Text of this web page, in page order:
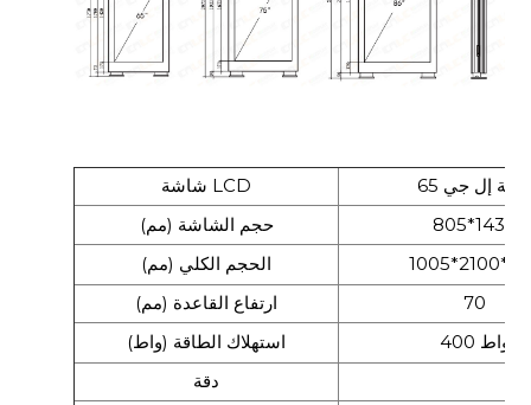
شاشة LCD
بوصة إل جي
حجم الشاشة (مم)
805*1430
الحجم الكلي (مم)
ارتفاع القاعدة (مم)
70
استهلاك الطاقة (واط)
400 واط
دقة